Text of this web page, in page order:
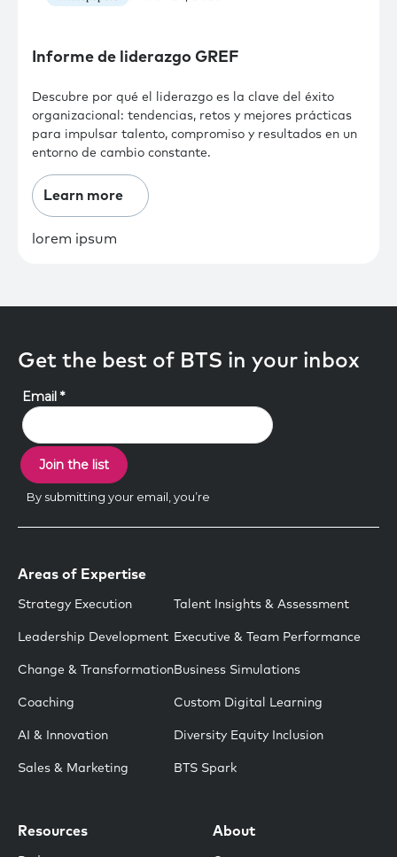
Informe de liderazgo GREF
Descubre por qué el liderazgo es la clave del éxito
organizacional: tendencias, retos y mejores prácticas
para impulsar talento, compromiso y resultados en un
entorno de cambio constante.
Learn more
lorem ipsum
Get the best of BTS in your inbox
Areas of Expertise
Strategy Execution
Leadership Development
Change & Transformation
Coaching
AI & Innovation
Sales & Marketing
Talent Insights & Assessment
Executive & Team Performance
Business Simulations
Custom Digital Learning
Diversity Equity Inclusion
BTS Spark
Resources About